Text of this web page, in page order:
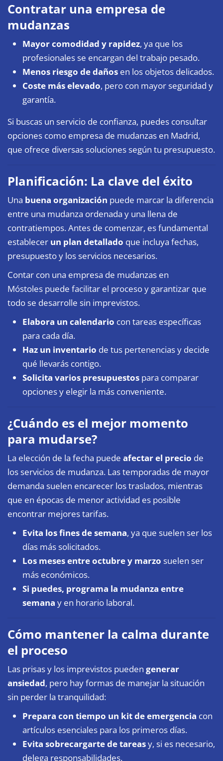
Contratar una empresa de
mudanzas
Mayor comodidad y rapidez, ya que los
profesionales se encargan del trabajo pesado.
Menos riesgo de daños en los objetos delicados.
Coste más elevado, pero con mayor seguridad y
garantía.
Si buscas un servicio de confianza, puedes consultar
opciones como empresa de mudanzas en Madrid,
que ofrece diversas soluciones según tu presupuesto.
Planificación: La clave del éxito
Una buena organización puede marcar la diferencia
entre una mudanza ordenada y una llena de
contratiempos. Antes de comenzar, es fundamental
establecer un plan detallado que incluya fechas,
presupuesto y los servicios necesarios.
Contar con una empresa de mudanzas en
Móstoles puede facilitar el proceso y garantizar que
todo se desarrolle sin imprevistos.
Elabora un calendario con tareas específicas
para cada día.
Haz un inventario de tus pertenencias y decide
qué llevarás contigo.
Solicita varios presupuestos para comparar
opciones y elegir la más conveniente.
¿Cuándo es el mejor momento
para mudarse?
La elección de la fecha puede afectar el precio de
los servicios de mudanza. Las temporadas de mayor
demanda suelen encarecer los traslados, mientras
que en épocas de menor actividad es posible
encontrar mejores tarifas.
Evita los fines de semana, ya que suelen ser los
días más solicitados.
Los meses entre octubre y marzo suelen ser
más económicos.
Si puedes, programa la mudanza entre
semana y en horario laboral.
Cómo mantener la calma durante
el proceso
Las prisas y los imprevistos pueden generar
ansiedad, pero hay formas de manejar la situación
sin perder la tranquilidad:
Prepara con tiempo un kit de emergencia con
artículos esenciales para los primeros días.
Evita sobrecargarte de tareasy, si es necesario,
delega responsabilidades.